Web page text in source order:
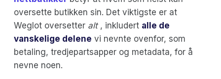
oversette butikken sin. Det viktigste er at
Weglot oversetter alt, inkludert alle de
vanskelige delene vi nevnte ovenfor, som
betaling, tredjepartsapper og metadata, for å
nevne noen.